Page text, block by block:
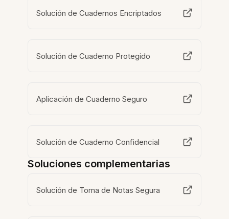
Solución de Cuadernos Encriptados
Solución de Cuaderno Protegido
Aplicación de Cuaderno Seguro
Solución de Cuaderno Confidencial
Soluciones complementarias
Solución de Toma de Notas Segura